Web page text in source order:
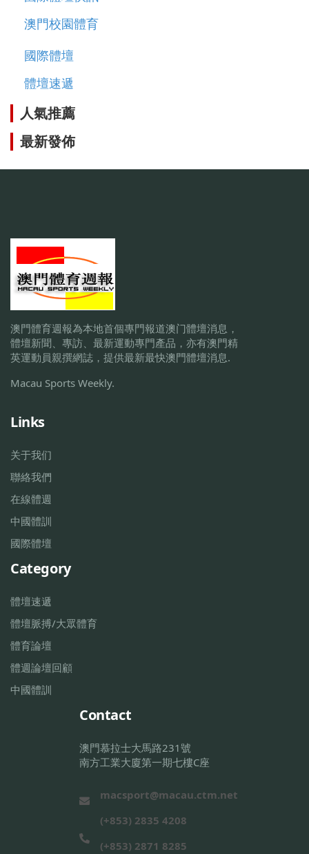
澳門校園體育
國際體壇
體壇速遞
人氣推薦
最新發佈
澳門體育週報為本地首個專門報道澳门體壇消息，
體壇新聞、專訪、最新運動專門產品，亦有澳門精
英運動員親撰網誌，提供最新最快澳門體壇消息.
Macau Sports Weekly.
Links
关于我们
聯絡我們
在線體週
中國體訓
國際體壇
Category
體壇速遞
體壇脈搏/大眾體育
體育論壇
體週論壇回顧
中國體訓
Contact
澳門慕拉士大馬路231號
南方工業大廈第一期七樓C座
macsport@macau.ctm.net
(+853) 2835 4208
(+853) 2871 8285